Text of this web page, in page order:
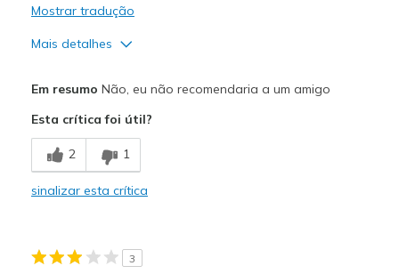
Mostrar tradução
Mais detalhes
Contras
Not good if you work on your feet all day.
Poor Cushioning
Em resumo Não, eu não recomendaria a um amigo
Esta crítica foi útil?
2 1
sinalizar esta crítica
3